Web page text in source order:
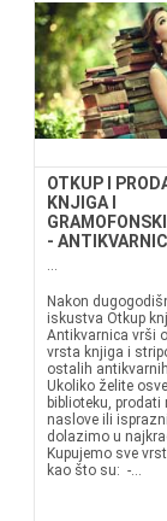
OTKUP I
KNJIGA I
-
...
Nakon
iskustva Otkup
Antikvarnica vrši
vrsta knjiga i
ostalih
Ukoliko želite
biblioteku, prodati
naslove ili
dolazimo u
Kupujemo sve
kao što su: -...